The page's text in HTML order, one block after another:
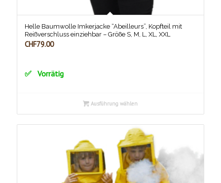
Helle Baumwolle Imkerjacke “Abeilleurs”, Kopfteil mit
Reißverschluss einziehbar – Größe S, M, L, XL, XXL
CHF79.00
Vorrätig
Ausführung wählen